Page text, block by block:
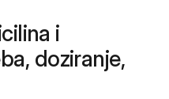
i
doziranje,